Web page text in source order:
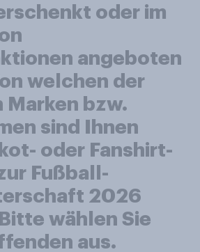
oder im
angeboten
welchen der
bzw.
sind Ihnen
oder Fanshirt-
Fußball-
2026
wählen Sie
aus.